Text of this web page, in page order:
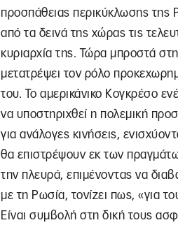
προσπάθειας περικύκλωσης της
από τα δεινά της χώρας τις
κυριαρχία της. Τώρα μπροστά
μετατρέψει τον ρόλο
του. Το αμερικάνικο Κογκρέσο
να υποστηριχθεί η πολεμική
για ανάλογες κινήσεις,
θα επιστρέψουν εκ των
την πλευρά, επιμένοντας να
με τη Ρωσία, τονίζει πως, «για
Είναι συμβολή στη δική τους